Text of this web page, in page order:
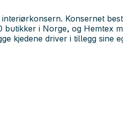
Konsernet
i Norge, og Hemtex
kjedene driver i tillegg sine